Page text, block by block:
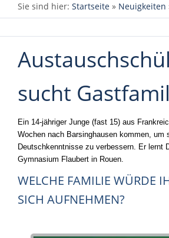
Sie sind hier: Startseite » Neuigkeiten
sucht
Ein 14-jähriger Junge (fast 15) aus
Wochen nach Barsinghausen kommen, um
Deutschkenntnisse zu verbessern. Er lernt
Gymnasium Flaubert in Rouen.
WELCHE FAMILIE WÜRDE
SICH AUFNEHMEN?